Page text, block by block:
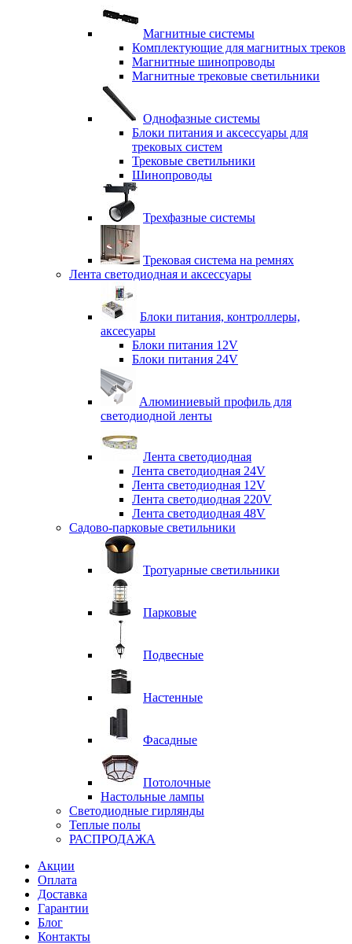
Магнитные системы
Комплектующие для магнитных треков
Магнитные шинопроводы
Магнитные трековые светильники
Однофазные системы
Блоки питания и аксессуары для
трековых систем
Трековые светильники
Шинопроводы
Трехфазные системы
Трековая система на ремнях
Лента светодиодная и аксессуары
Блоки питания, контроллеры,
аксесуары
Блоки питания 12V
Блоки питания 24V
Алюминиевый профиль для
светодиодной ленты
Лента светодиодная
Лента светодиодная 24V
Лента светодиодная 12V
Лента светодиодная 220V
Лента светодиодная 48V
Садово-парковые светильники
Тротуарные светильники
Парковые
Подвесные
Настенные
Фасадные
Потолочные
Настольные лампы
Светодиодные гирлянды
Теплые полы
РАСПРОДАЖА
Акции
Оплата
Доставка
Гарантии
Блог
Контакты